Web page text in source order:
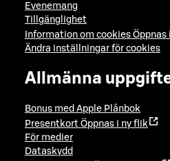
Evenemang
Tillgänglighet
Information om cookies Öppnas
Ändra inställningar för cookies
Allmänna
Bonus med Apple Plånbok
Presentkort Öppnas i ny flik
För medier
Dataskydd